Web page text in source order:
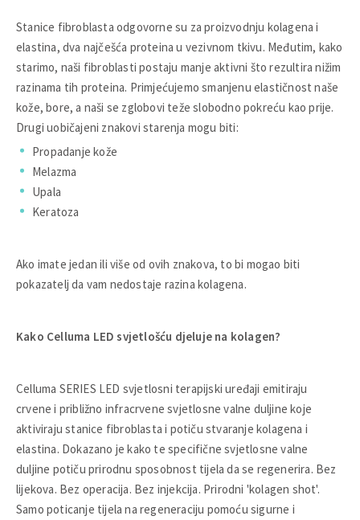
Stanice fibroblasta odgovorne su za proizvodnju kolagena i
elastina, dva najčešća proteina u vezivnom tkivu. Međutim, kako
starimo, naši fibroblasti postaju manje aktivni što rezultira nižim
razinama tih proteina. Primjećujemo ​​smanjenu elastičnost naše
kože, bore, a naši se zglobovi teže slobodno pokreću kao prije.
Drugi uobičajeni znakovi starenja mogu biti:
Propadanje kože
Melazma
Upala
Keratoza
Ako imate jedan ili više od ovih znakova, to bi mogao biti
pokazatelj da vam nedostaje razina kolagena.
Kako Celluma LED svjetlošću djeluje na kolagen?
Celluma SERIES LED svjetlosni terapijski uređaji emitiraju
crvene i približno infracrvene svjetlosne valne duljine koje
aktiviraju stanice fibroblasta i potiču stvaranje kolagena i
elastina. Dokazano je kako te specifične svjetlosne valne
duljine potiču prirodnu sposobnost tijela da se regenerira. Bez
lijekova. Bez operacija. Bez injekcija. Prirodni 'kolagen shot'.
Samo poticanje tijela na regeneraciju pomoću sigurne i